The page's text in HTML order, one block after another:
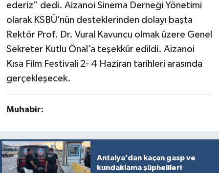
ederiz” dedi. Aizanoi Sinema Derneği Yönetimi
olarak KSBÜ’nün desteklerinden dolayı başta
Rektör Prof. Dr. Vural Kavuncu olmak üzere Genel
Sekreter Kutlu Önal’a teşekkür edildi. Aizanoi
Kısa Film Festivali 2- 4 Haziran tarihleri arasında
gerçekleşecek.
Muhabir:
Antalya’dan kaçan gasp ve
kundaklama şüphelileri
Otomobil
Pazarlar
Resmi İlan
Rüya Tabirleri
Şaphane